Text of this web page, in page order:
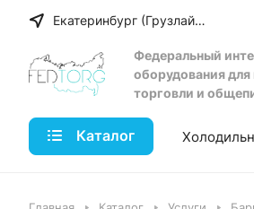
Екатеринбург (Грузлайн)
Федеральный
оборудования
торговли и
Каталог